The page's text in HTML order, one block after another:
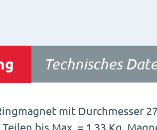
Technisches
mit Durchmesser
bis Max. = 1.33 Kg.